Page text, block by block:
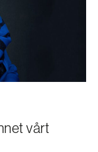
vårt